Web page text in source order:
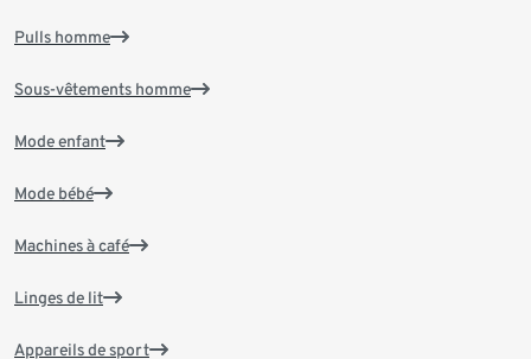
Pulls homme
Sous-vêtements homme
Mode enfant
Mode bébé
Machines à café
Linges de lit
Appareils de sport